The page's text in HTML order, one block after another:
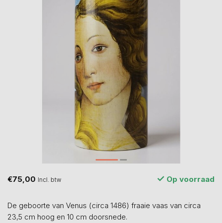
€75,00 Incl. btw Op voorraad
De geboorte van Venus (circa 1486) fraaie vaas van circa
23,5 cm hoog en 10 cm doorsnede.